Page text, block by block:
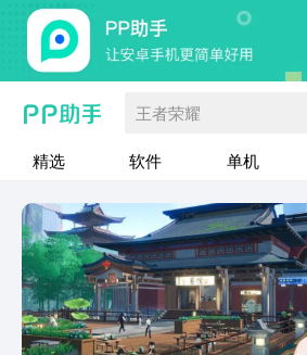
王者荣耀
精选 软件 单机